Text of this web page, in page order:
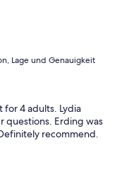
Lage und Genauigkeit
for 4 adults. Lydia
questions. Erding was
recommend.